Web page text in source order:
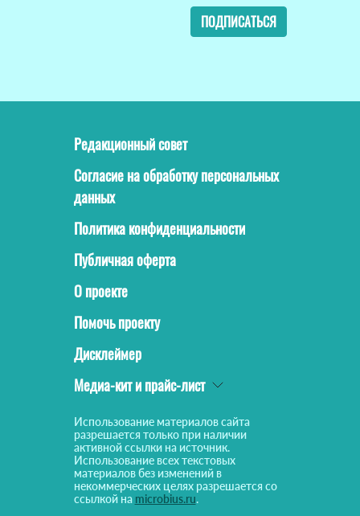
ПОДПИСАТЬСЯ
Редакционный совет
Согласие на обработку персональных
данных
Политика конфиденциальности
Публичная оферта
О проекте
Помочь проекту
Дисклеймер
Медиа-кит и прайс-лист
Использование материалов сайта
разрешается только при наличии
активной ссылки на источник.
Использование всех текстовых
материалов без изменений в
некоммерческих целях разрешается со
ссылкой на microbius.ru.